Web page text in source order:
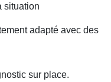
situation
adapté avec des
sur place.